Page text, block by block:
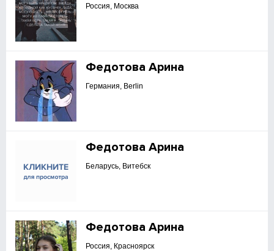
Россия, Москва
Федотова Арина
Германия, Berlin
Федотова Арина
Беларусь, Витебск
Федотова Арина
Россия, Красноярск